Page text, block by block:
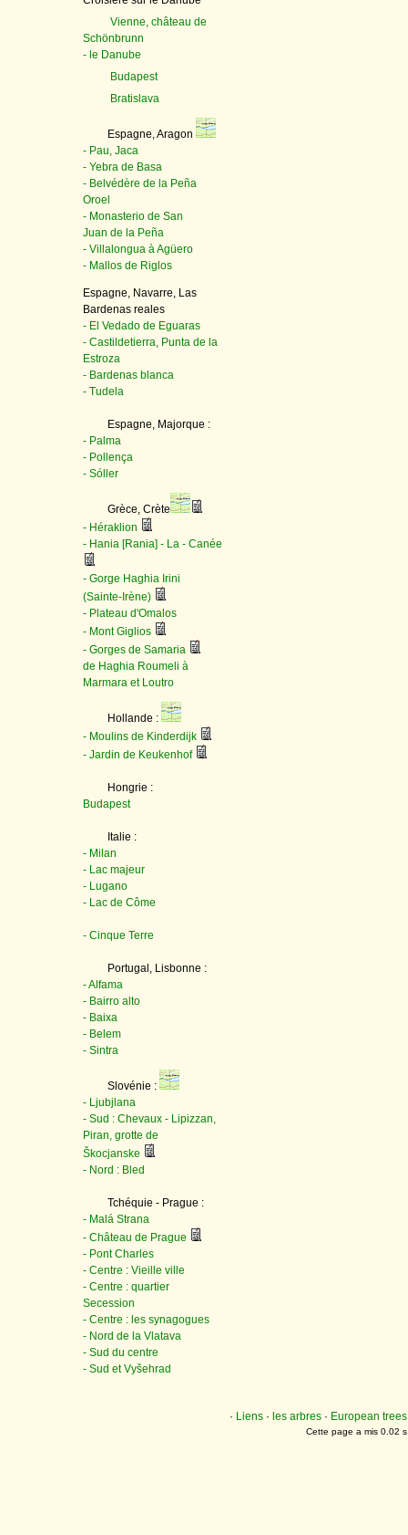
Vienne, château de
Schönbrunn
- le Danube
Budapest
Bratislava
Espagne, Aragon
- Pau, Jaca
- Yebra de Basa
- Belvédère de la Peña
Oroel
- Monasterio de San
Juan de la Peña
- Villalongua à Agüero
- Mallos de Riglos
Espagne, Navarre, Las
Bardenas reales
- El Vedado de Eguaras
- Castildetierra, Punta de la
Estroza
- Bardenas blanca
- Tudela
Espagne, Majorque :
- Palma
- Pollença
- Sóller
Grèce, Crète
- Héraklion
- Hania [Rania] - La - Canée
- Gorge Haghia Irini
(Sainte-Irène)
- Plateau d'Omalos
- Mont Giglios
- Gorges de Samaria
de Haghia Roumeli à
Marmara et Loutro
Hollande :
- Moulins de Kinderdijk
- Jardin de Keukenhof
Hongrie :
Budapest
Italie :
- Milan
- Lac majeur
- Lugano
- Lac de Côme
- Cinque Terre
Portugal, Lisbonne :
- Alfama
- Bairro alto
- Baixa
- Belem
- Sintra
Slovénie :
- Ljubjlana
- Sud : Chevaux - Lipizzan,
Piran, grotte de
Škocjanske
- Nord : Bled
Tchéquie - Prague :
- Malá Strana
- Château de Prague
- Pont Charles
- Centre : Vieille ville
- Centre : quartier
Secession
- Centre : les synagogues
- Nord de la Vlatava
- Sud du centre
- Sud et Vyšehrad
· Liens · les arbres · European trees
Cette page a mis 0.02